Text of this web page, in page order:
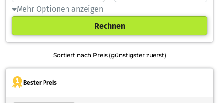
Mehr Optionen anzeigen
Rechnen
Sortiert nach Preis (günstigster zuerst)
Bester Preis